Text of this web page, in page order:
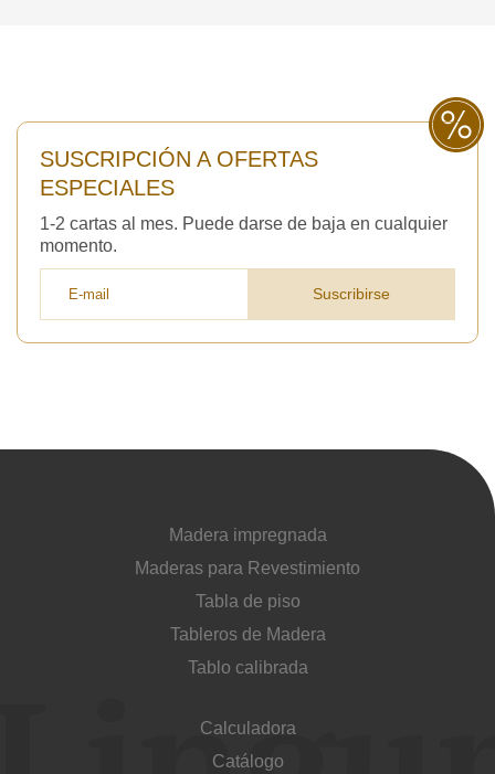
SUSCRIPCIÓN A OFERTAS
ESPECIALES
1-2 cartas al mes. Puede darse de baja en cualquier
momento.
Suscribirse
Madera impregnada
Maderas para Revestimiento
Tabla de piso
Tableros de Madera
Tablo calibrada
Calculadora
Catálogo